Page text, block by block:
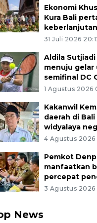
Ekonomi
Kura Bali
keberlanjutan
31 Juli 2026
Aldila
menuju gelar
semifinal DC
1 Agustus 2026
Kakanwil
daerah di
widyalaya
4 Agustus 2026
Pemkot
manfaatkan
percepat
3 Agustus 2026
News